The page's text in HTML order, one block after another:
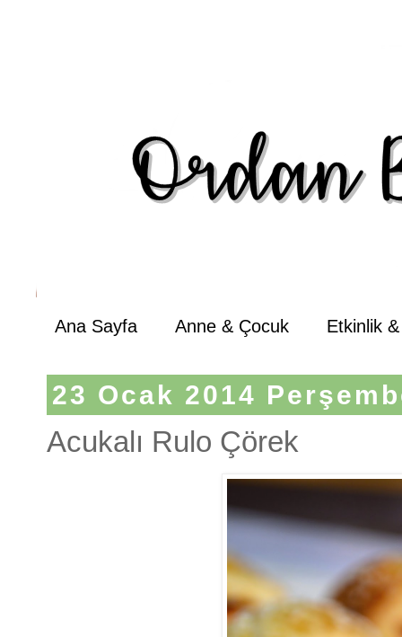
Ana Sayfa Anne & Çocuk Etkinlik
23 Ocak 2014
Acukalı Rulo Çörek